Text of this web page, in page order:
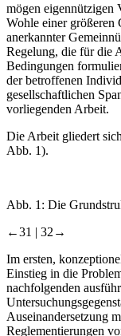
mögen eigennützigen
Wohle einer größeren
anerkannter
Regelung, die für die
Bedingungen
der betroffenen
gesellschaftlichen
vorliegenden Arbeit.
Die Arbeit gliedert
Abb. 1).
Abb. 1: Die
←31 | 32→
Im ersten,
Einstieg in die
nachfolgenden
Auseinandersetzung
Reglementierungen